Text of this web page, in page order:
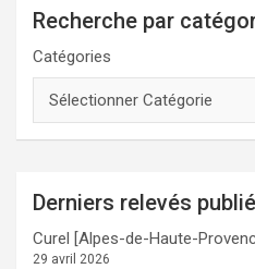
Recherche par
Catégories
Derniers relevés
Curel [Alpes-de-Haute-
29 avril 2026